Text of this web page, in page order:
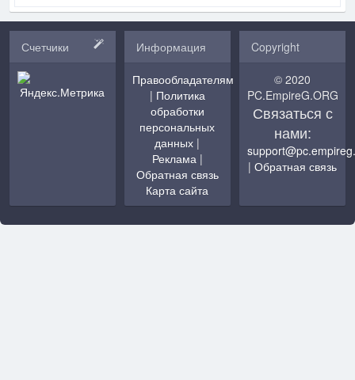
Счетчики Информация
Правообладателям
| Политика
обработки
персональных
данных |
Реклама|
Обратная связь
Карта сайта
Copyright
© 2020
PC.EmpireG.ORG
Связаться с
нами:
|Обратная связь